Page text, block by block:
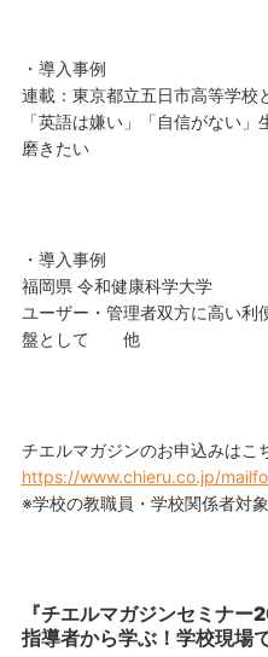
・導入事例
連載：東京都立五日市高等学
「英語は嫌い」「自信がない
磨きたい
・導入事例
福岡県 令和健康科学大学
ユーザー・管理者双方に高い利
盤として 他
チエルマガジンのお申込みはこ
https://www.chieru.co.jp/
※学校の教職員・学校関係者対象
『チエルマガジンセミナー
指導者から学ぶ！学校現場